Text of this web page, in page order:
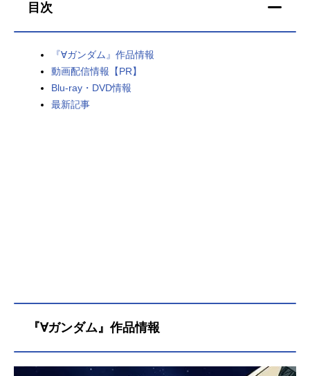
春アニメ
男性声優/女性声優一覧
目次
『∀ガンダム』作品情報
動画配信情報【PR】
Blu-ray・DVD情報
最新記事
『∀ガンダム』作品情報